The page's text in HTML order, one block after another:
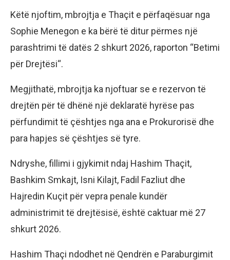
Këtë njoftim, mbrojtja e Thaçit e përfaqësuar nga
Sophie Menegon e ka bërë të ditur përmes një
parashtrimi të datës 2 shkurt 2026, raporton “Betimi
për Drejtësi“.
Megjithatë, mbrojtja ka njoftuar se e rezervon të
drejtën për të dhënë një deklaratë hyrëse pas
përfundimit të çështjes nga ana e Prokurorisë dhe
para hapjes së çështjes së tyre.
Ndryshe, fillimi i gjykimit ndaj Hashim Thaçit,
Bashkim Smkajt, Isni Kilajt, Fadil Fazliut dhe
Hajredin Kuçit për vepra penale kundër
administrimit të drejtësisë, është caktuar më 27
shkurt 2026.
Hashim Thaçi ndodhet në Qendrën e Paraburgimit